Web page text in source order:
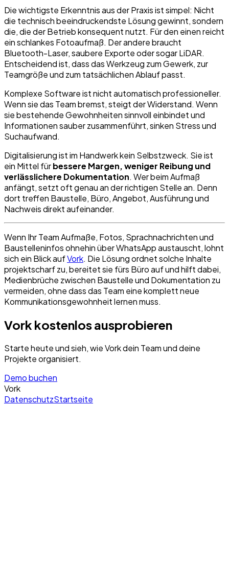
Die wichtigste Erkenntnis aus der Praxis ist simpel: Nicht
die technisch beeindruckendste Lösung gewinnt, sondern
die, die der Betrieb konsequent nutzt. Für den einen reicht
ein schlankes Fotoaufmaß. Der andere braucht
Bluetooth-Laser, saubere Exporte oder sogar LiDAR.
Entscheidend ist, dass das Werkzeug zum Gewerk, zur
Teamgröße und zum tatsächlichen Ablauf passt.
Komplexe Software ist nicht automatisch professioneller.
Wenn sie das Team bremst, steigt der Widerstand. Wenn
sie bestehende Gewohnheiten sinnvoll einbindet und
Informationen sauber zusammenführt, sinken Stress und
Suchaufwand.
Digitalisierung ist im Handwerk kein Selbstzweck. Sie ist
ein Mittel fürbessere Margen, weniger Reibung und
verlässlichere Dokumentation. Wer beim Aufmaß
anfängt, setzt oft genau an der richtigen Stelle an. Denn
dort treffen Baustelle, Büro, Angebot, Ausführung und
Nachweis direkt aufeinander.
Wenn Ihr Team Aufmaße, Fotos, Sprachnachrichten und
Baustelleninfos ohnehin über WhatsApp austauscht, lohnt
sich ein Blick aufVork. Die Lösung ordnet solche Inhalte
projektscharf zu, bereitet sie fürs Büro auf und hilft dabei,
Medienbrüche zwischen Baustelle und Dokumentation zu
vermeiden, ohne dass das Team eine komplett neue
Kommunikationsgewohnheit lernen muss.
Vork kostenlos ausprobieren
Starte heute und sieh, wie Vork dein Team und deine
Projekte organisiert.
Demo buchen
Vork
DatenschutzStartseite